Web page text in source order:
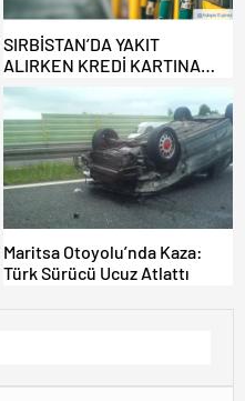
SIRBİSTAN’DA YAKIT
ALIRKEN KREDİ KARTINA
DİKKAT: MAĞDUR OLMAYIN!
Maritsa Otoyolu’nda Kaza:
Türk Sürücü Ucuz Atlattı